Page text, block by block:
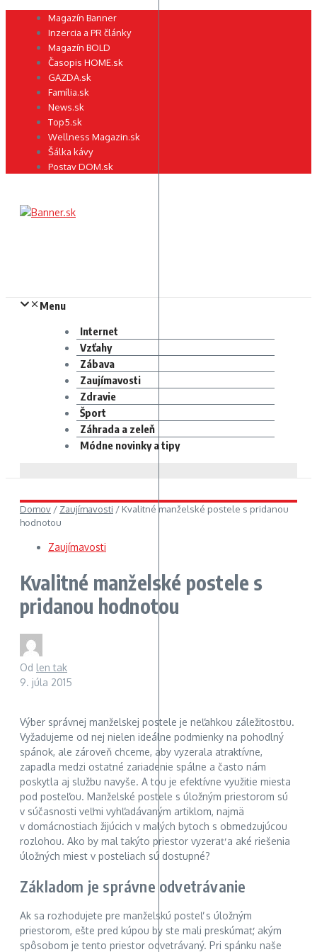
Preskočiť Magazín Banner
Inzercia a PR články
Magazín BOLD
Časopis HOME.sk
GAZDA.sk
Família.sk
News.sk
Top5.sk
Wellness Magazin.sk
Šálka kávy
Postav DOM.sk
Menu
Internet
Vzťahy
Zábava
Zaujímavosti
Zdravie
Šport
Záhrada a zeleň
Módne novinky a tipy
Domov / Zaujímavosti / Kvalitné manželské postele s pridanou
hodnotou
Zaujímavosti
Kvalitné manželské postele s
pridanou hodnotou
Od len tak
9. júla 2015
Výber správnej manželskej postele je neľahkou záležitosťou.
Vyžadujeme od nej nielen ideálne podmienky na pohodlný
spánok, ale zároveň chceme, aby vyzerala atraktívne,
zapadla medzi ostatné zariadenie spálne a často nám
poskytla aj službu navyše. A tou je efektívne využitie miesta
pod posteľou. Manželské postele s úložným priestorom sú
v súčasnosti veľmi vyhľadávaným artiklom, najmä
v domácnostiach žijúcich v malých bytoch s obmedzujúcou
rozlohou. Ako by mal takýto priestor vyzerať a aké riešenia
úložných miest v posteliach sú dostupné?
Základom je správne odvetrávanie
Ak sa rozhodujete pre manželskú posteľ s úložným
priestorom, ešte pred kúpou by ste mali preskúmať, akým
spôsobom je tento priestor odvetrávaný. Pri spánku naše